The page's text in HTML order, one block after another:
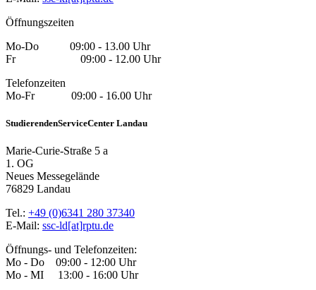
Öffnungszeiten
Mo-Do 09:00 - 13.00 Uhr
Fr 09:00 - 12.00 Uhr
Telefonzeiten
Mo-Fr 09:00 - 16.00 Uhr
StudierendenServiceCenter Landau
Marie-Curie-Straße 5 a
1. OG
Neues Messegelände
76829 Landau
Tel.: +49 (0)6341 280 37340
E-Mail: ssc-ld[at]rptu.de
Öffnungs- und Telefonzeiten:
Mo - Do 09:00 - 12:00 Uhr
Mo - MI 13:00 - 16:00 Uhr